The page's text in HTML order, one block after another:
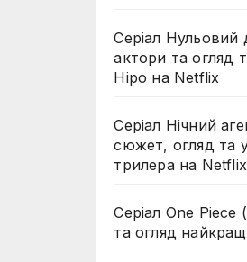
Серіал
актори та огляд
Ніро на Netflix
Серіал Нічний
сюжет, огляд та
трилера на Netflix
Серіал One
та огляд